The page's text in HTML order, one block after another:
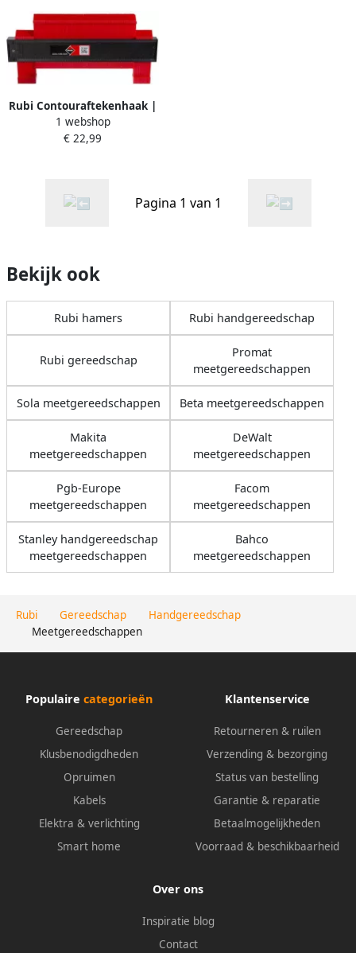
Rubi Gereedschap
Handgereedschap
Meetgereedschappen
Rubi Contouraftekenhaak |
25 cm 70925
1 webshop
€ 22,99
Pagina 1 van 1
Bekijk ook
Rubi hamers Rubi handgereedschap
Rubi gereedschap
Promat
meetgereedschappen
Sola meetgereedschappen Beta meetgereedschappen
Makita
meetgereedschappen
DeWalt
meetgereedschappen
Pgb-Europe
meetgereedschappen
Facom
meetgereedschappen
Stanley handgereedschap
meetgereedschappen
Bahco
meetgereedschappen
Populaire categorieën
Gereedschap
Klusbenodigdheden
Opruimen
Kabels
Elektra & verlichting
Smart home
Klantenservice
Retourneren & ruilen
Verzending & bezorging
Status van bestelling
Garantie & reparatie
Betaalmogelijkheden
Voorraad & beschikbaarheid
Over ons
Inspiratie blog
Contact